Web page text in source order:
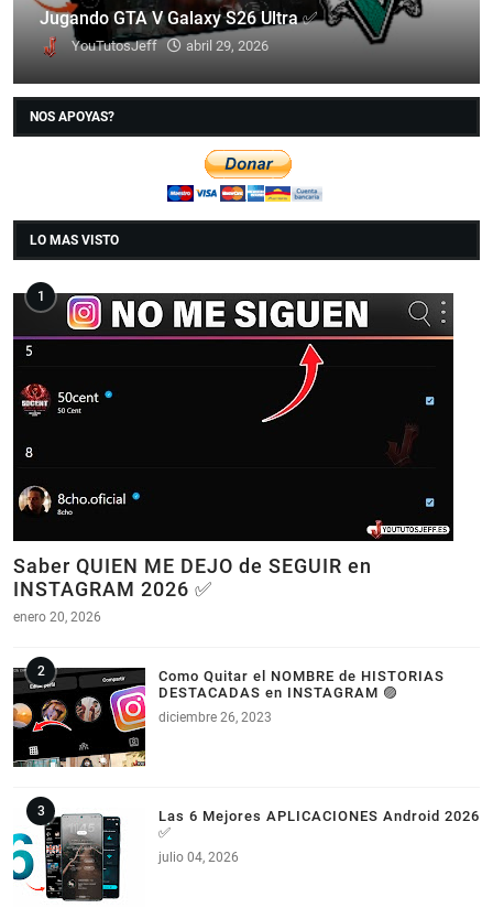
Jugando GTA V Galaxy S26 Ultra ✅
YouTutosJeff abril 29, 2026
NOS APOYAS?
LO MAS VISTO
Saber QUIEN ME DEJO de SEGUIR en
INSTAGRAM 2026 ✅
enero 20, 2026
Como Quitar el NOMBRE de HISTORIAS
DESTACADAS en INSTAGRAM 🟣
diciembre 26, 2023
Las 6 Mejores APLICACIONES Android 2026
✅
julio 04, 2026